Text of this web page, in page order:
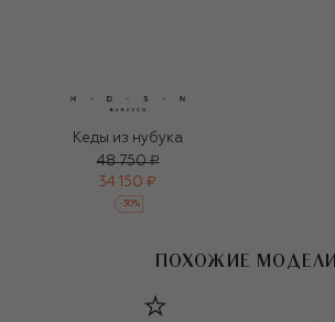
Кеды из нубука
48 750 ₽
34 150 ₽
-30%
ПОХОЖИЕ МОДЕЛИ